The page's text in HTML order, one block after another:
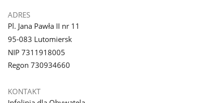
ADRES
Pl. Jana Pawła II nr 11
95-083 Lutomiersk
NIP 7311918005
Regon 730934660
KONTAKT